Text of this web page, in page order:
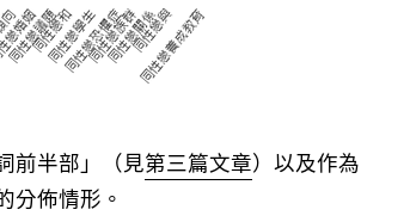
前半部」（見第三篇文章）以及作為
分佈情形。